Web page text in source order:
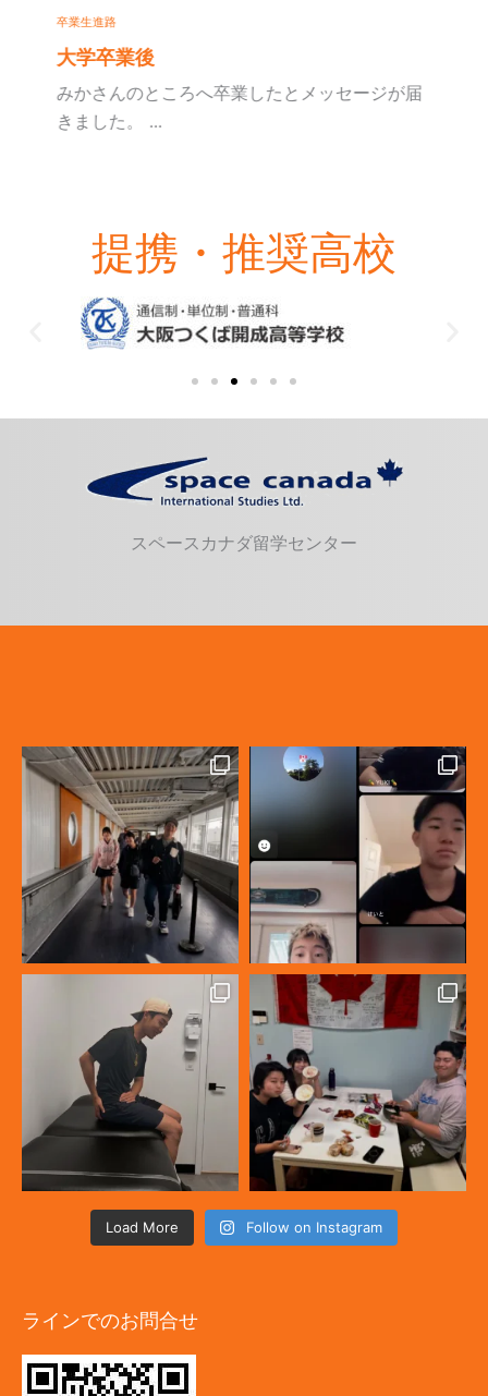
卒業生進路
大学卒業後
みかさんのところへ卒業したとメッセージが届
きました。 ...
提携・推奨高校
スペースカナダ留学センター
Load More Follow on Instagram
ラインでのお問合せ